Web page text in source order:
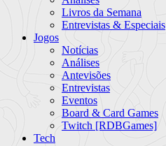
Livros da Semana
Entrevistas & Especiais
Jogos
Notícias
Análises
Antevisões
Entrevistas
Eventos
Board & Card Games
Twitch [RDBGames]
Tech